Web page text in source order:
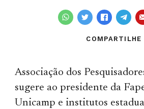
COMPARTILHE
Associação dos
sugere ao presidente da
Unicamp e institutos